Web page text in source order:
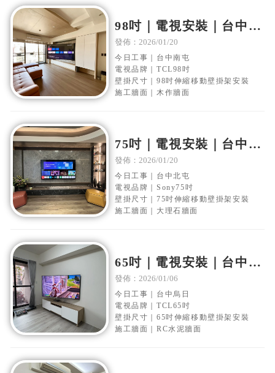
98吋｜電視安裝｜台中南
屯｜木作電視牆｜移動伸
縮壁掛架安裝
發佈：2026/01/20
今日工事｜台中南屯
電視品牌｜TCL98吋
壁掛尺寸｜98吋伸縮移動壁掛架安裝
施工牆面｜木作牆面
75吋｜電視安裝｜台中北
屯｜大理石電視牆｜移動
伸縮壁掛架安裝
發佈：2026/01/20
今日工事｜台中北屯
電視品牌｜Sony75吋
壁掛尺寸｜75吋伸縮移動壁掛架安裝
施工牆面｜大理石牆面
65吋｜電視安裝｜台中烏
日｜水泥電視牆｜移動伸
縮壁掛架安裝
發佈：2026/01/06
今日工事｜台中烏日
電視品牌｜TCL65吋
壁掛尺寸｜65吋伸縮移動壁掛架安裝
施工牆面｜RC水泥牆面